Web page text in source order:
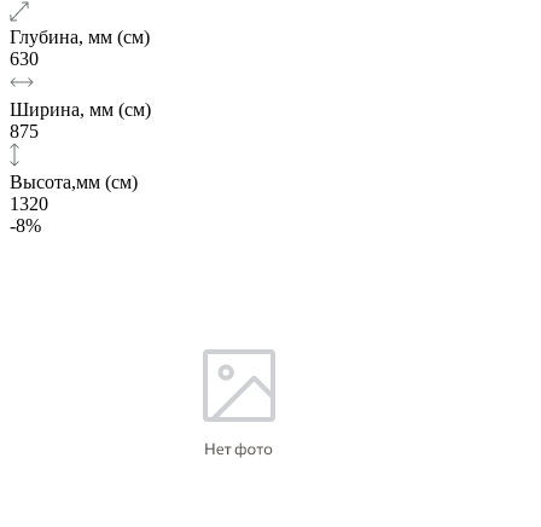
Глубина, мм (см)
630
Ширина, мм (см)
875
Высота,мм (см)
1320
-8%